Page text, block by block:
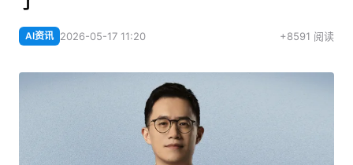
AI资讯 2026-05-17 11:20 +8591 阅读